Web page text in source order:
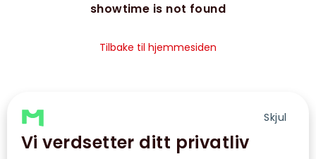
Skjul
Vi verdsetter ditt privatliv
showtime is not found
Tilbake til hjemmesiden